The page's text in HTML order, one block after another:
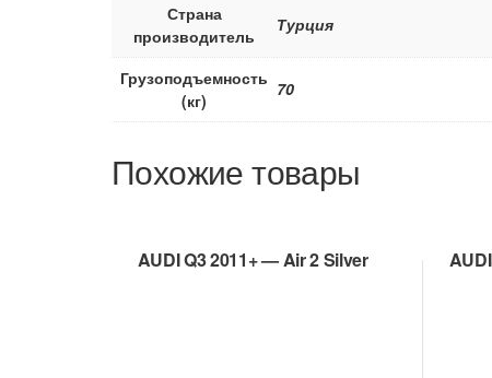
Страна
производитель
Турция
Грузоподъемность
(кг)
70
Похожие товары
AUDI Q3 2011+ — Air 2 Silver